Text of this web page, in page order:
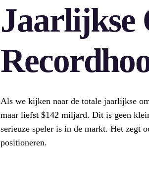
Jaarlijkse
Als we kijken naar de totale jaarlijkse
maar liefst $142 miljard. Dit is geen
serieuze speler is in de markt. Het zegt
positioneren.